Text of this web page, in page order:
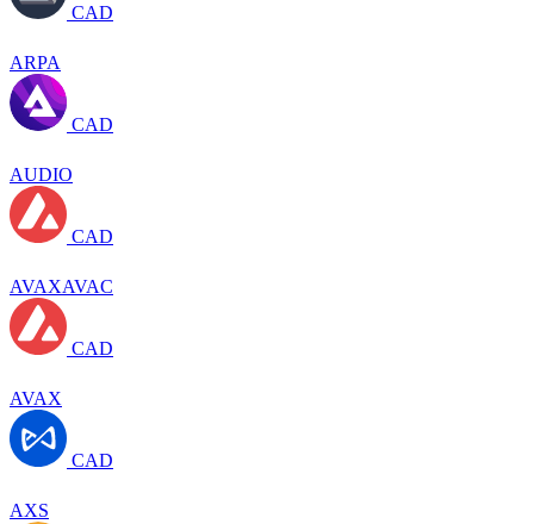
CAD
ARPA
CAD
AUDIO
CAD
AVAXAVAC
CAD
AVAX
CAD
AXS